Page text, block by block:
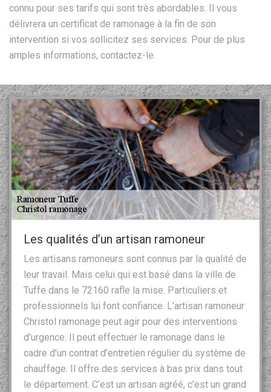
connu pour ses tarifs qui sont très abordables. Il vous
délivrera un certificat de ramonage à la fin de son
intervention si vos sollicitez ses services. Pour de plus
amples informations, contactez-le.
Les qualités d’un artisan ramoneur
Les artisans ramoneurs sont connus par la qualité de
leur travail. Mais celui qui est basé dans la ville de
Tuffe dans le 72160 rafle la mise. Particuliers et
professionnels lui font confiance. L’artisan ramoneur
Christol ramonage peut agir pour des interventions
d’urgence. Il peut effectuer le ramonage dans le
cadre d’un contrat d’entretien régulier du système de
chauffage. Il offre des services à bas prix dans tout
le département. C’est un artisan agréé, c’est un grand